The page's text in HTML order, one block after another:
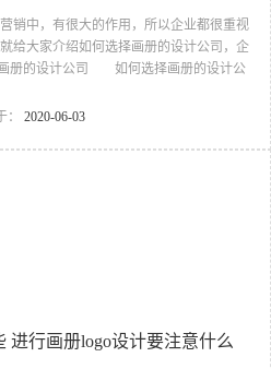
中，有很大的作用，所以企业都很重视
给大家介绍如何选择画册的设计公司，企
册的设计公司 如何选择画册的设计公
，设计价格，设计费这块 整个行业参差
专攻，专业人干专业的事，最好是选择
： 2020-06-03
进行画册logo设计要注意什么